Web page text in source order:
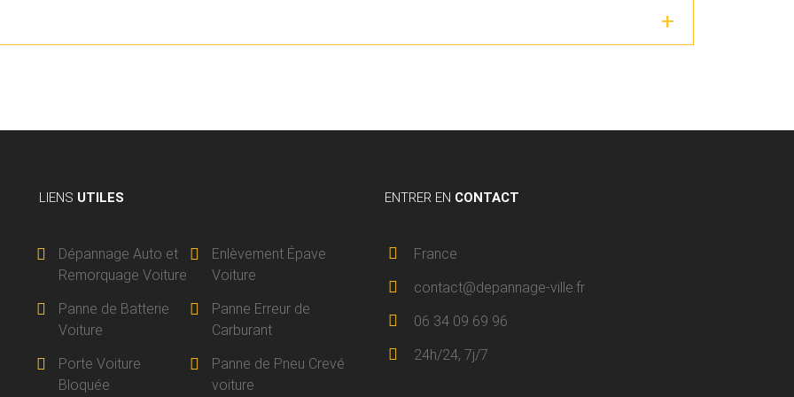
LIENS UTILES
Dépannage Auto et
Remorquage Voiture
Enlèvement Épave
Voiture
Panne de Batterie
Voiture
Panne Erreur de
Carburant
Porte Voiture
Bloquée
Panne de Pneu Crevé
voiture
ENTRER EN CONTACT
France
contact@depannage-ville.fr
06 34 09 69 96
24h/24, 7j/7